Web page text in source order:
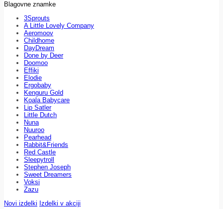
Blagovne znamke
3Sprouts
A Little Lovely Company
Aeromoov
Childhome
DayDream
Done by Deer
Doomoo
Effiki
Elodie
Ergobaby
Kenguru Gold
Koala Babycare
Lip Satler
Little Dutch
Nuna
Nuuroo
Pearhead
Rabbit&Friends
Red Castle
Sleepytroll
Stephen Joseph
Sweet Dreamers
Voksi
Zazu
Novi izdelki Izdelki v akciji